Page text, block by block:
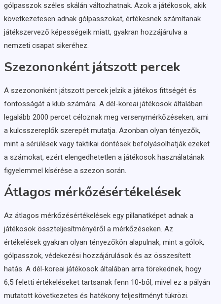
gólpasszok széles skálán változhatnak. Azok a játékosok, akik
következetesen adnak gólpasszokat, értékesnek számítanak
játékszervező képességeik miatt, gyakran hozzájárulva a
nemzeti csapat sikeréhez.
Szezononként játszott percek
A szezononként játszott percek jelzik a játékos fittségét és
fontosságát a klub számára. A dél-koreai játékosok általában
legalább 2000 percet céloznak meg versenymérkőzéseken, ami
a kulcsszereplők szerepét mutatja. Azonban olyan tényezők,
mint a sérülések vagy taktikai döntések befolyásolhatják ezeket
a számokat, ezért elengedhetetlen a játékosok használatának
figyelemmel kísérése a szezon során.
Átlagos mérkőzésértékelések
Az átlagos mérkőzésértékelések egy pillanatképet adnak a
játékosok összteljesítményéről a mérkőzéseken. Az
értékelések gyakran olyan tényezőkön alapulnak, mint a gólok,
gólpasszok, védekezési hozzájárulások és az összesített
hatás. A dél-koreai játékosok általában arra törekednek, hogy
6,5 feletti értékeléseket tartsanak fenn 10-ből, mivel ez a pályán
mutatott következetes és hatékony teljesítményt tükrözi.